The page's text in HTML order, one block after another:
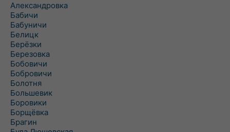
Александровка
Бабичи
Бабуничи
Белицк
Берёзки
Березовка
Бобовичи
Бобровичи
Болотня
Большевик
Боровики
Борщёвка
Брагин